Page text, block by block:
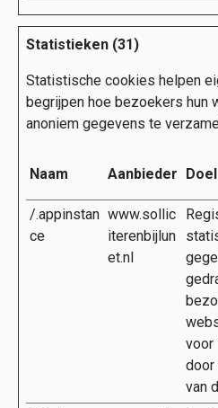
Statistieken (31)
Statistische cookies helpen
begrijpen hoe bezoekers hun
anoniem gegevens te
Naam Aanbieder Doel
/.appinstan
ce
www.sollic
iterenbijlun
et.nl
voor
door
van